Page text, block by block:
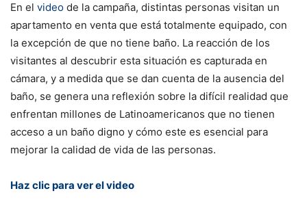
En el video de la campaña, distintas personas visitan un
apartamento en venta que está totalmente equipado, con
la excepción de que no tiene baño. La reacción de los
visitantes al descubrir esta situación es capturada en
cámara, y a medida que se dan cuenta de la ausencia del
baño, se genera una reflexión sobre la difícil realidad que
enfrentan millones de Latinoamericanos que no tienen
acceso a un baño digno y cómo este es esencial para
mejorar la calidad de vida de las personas.
Haz clic para ver el video